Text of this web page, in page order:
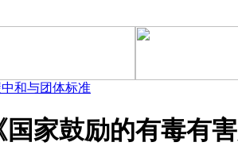
和与团体标准
家鼓励的有毒有